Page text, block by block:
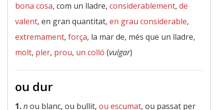
bona cosa, com un lladre, considerablement, de
valent, en gran quantitat, en grau considerable,
extremament, força, la mar de, més que un lladre,
molt, pler, prou, un colló (vulgar)
ou dur
1.nou blanc, ou bullit, ou escumat, ou passat per